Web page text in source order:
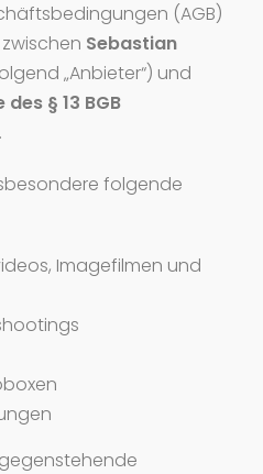
(AGB)
Sebastian
„Anbieter“) und
§ 13 BGB
folgende
Imagefilmen und